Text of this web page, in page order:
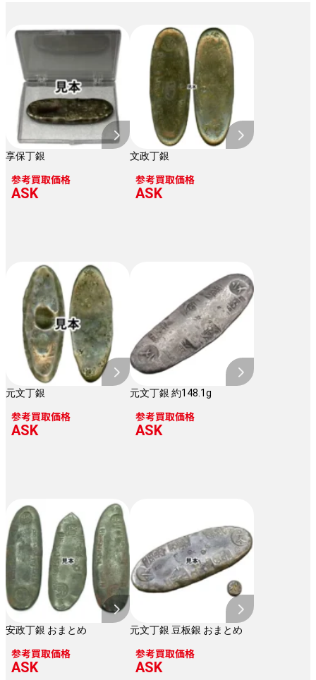
享保丁銀
参考買取価格
ASK
文政丁銀
参考買取価格
ASK
元文丁銀
参考買取価格
ASK
元文丁銀 約148.1g
参考買取価格
ASK
安政丁銀 おまとめ
参考買取価格
ASK
元文丁銀 豆板銀 おまとめ
参考買取価格
ASK